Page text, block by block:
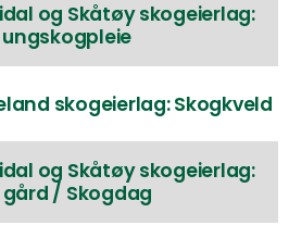
og Skåtøy skogeierlag:
ungskogpleie
skogeierlag: Skogkveld
og Skåtøy skogeierlag:
/ Skogdag